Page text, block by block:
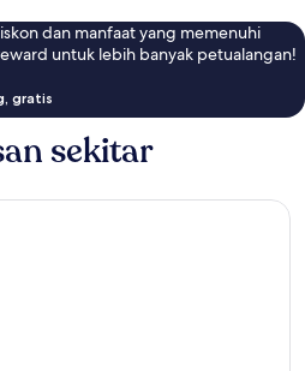
dan manfaat yang memenuhi
untuk lebih banyak petualangan!
gratis
sekitar